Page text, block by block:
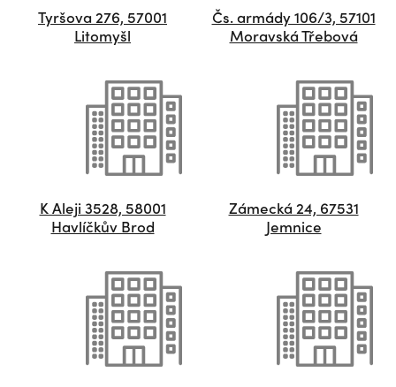
Tyršova 276, 57001
Litomyšl
Čs. armády 106/3, 57101
Moravská Třebová
K Aleji 3528, 58001
Havlíčkův Brod
Zámecká 24, 67531
Jemnice